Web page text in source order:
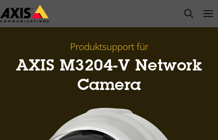
Zum
Hauptinhalt
open
Produktsupport für
AXIS M3204-V Network
Camera